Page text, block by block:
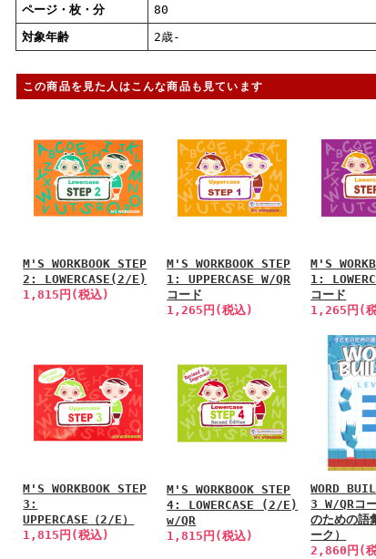
ページ・枚・分
80
対象年齢
2歳-
この商品を見た人はこんな商品も見ています
M'S WORKBOOK STEP
2: LOWERCASE(2/E)
1,815円(税込)
M'S WORKBOOK STEP
1: UPPERCASE W/QR
コード
1,265円(税込)
M'S
1:
コード
1,265円(
M'S WORKBOOK STEP
3:
UPPERCASE（2/E）
1,815円(税込)
M'S WORKBOOK STEP
4: LOWERCASE (2/E)
w/QR
1,815円(税込)
WORD
3 W/QRコ
のための語
ーク）
2,860円(